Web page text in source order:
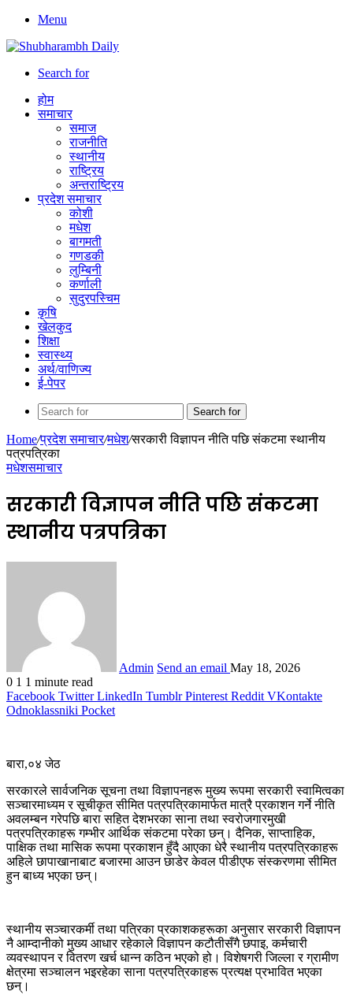
Menu
Search for
होम
समाचार
समाज
राजनीति
स्थानीय
राष्ट्रिय
अन्तराष्ट्रिय
प्रदेश समाचार
कोशी
मधेश
बागमती
गणडकी
लुम्बिनी
कर्णाली
सुदुरपस्चिम
कृषि
खेलकुद
शिक्षा
स्वास्थ्य
अर्थ/वाणिज्य
ई-पेपर
Search for
Home/प्रदेश समाचार/मधेश/सरकारी विज्ञापन नीति पछि संकटमा स्थानीय
पत्रपत्रिका
मधेशसमाचार
सरकारी विज्ञापन नीति पछि संकटमा
स्थानीय पत्रपत्रिका
Admin Send an email May 18, 2026
0 1 1 minute read
Facebook Twitter LinkedIn Tumblr Pinterest Reddit VKontakte
Odnoklassniki Pocket
बारा,०४ जेठ
सरकारले सार्वजनिक सूचना तथा विज्ञापनहरू मुख्य रूपमा सरकारी स्वामित्वका
सञ्चारमाध्यम र सूचीकृत सीमित पत्रपत्रिकामार्फत मात्रै प्रकाशन गर्ने नीति
अवलम्बन गरेपछि बारा सहित देशभरका साना तथा स्वरोजगारमुखी
पत्रपत्रिकाहरू गम्भीर आर्थिक संकटमा परेका छन्। दैनिक, साप्ताहिक,
पाक्षिक तथा मासिक रूपमा प्रकाशन हुँदै आएका धेरै स्थानीय पत्रपत्रिकाहरू
अहिले छापाखानाबाट बजारमा आउन छाडेर केवल पीडीएफ संस्करणमा सीमित
हुन बाध्य भएका छन्।
स्थानीय सञ्चारकर्मी तथा पत्रिका प्रकाशकहरूका अनुसार सरकारी विज्ञापन
नै आम्दानीको मुख्य आधार रहेकाले विज्ञापन कटौतीसँगै छपाइ, कर्मचारी
व्यवस्थापन र वितरण खर्च धान्न कठिन भएको हो। विशेषगरी जिल्ला र ग्रामीण
क्षेत्रमा सञ्चालन भइरहेका साना पत्रपत्रिकाहरू प्रत्यक्ष प्रभावित भएका
छन्।